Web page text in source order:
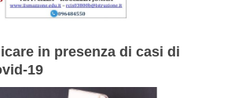
in presenza di casi di
19